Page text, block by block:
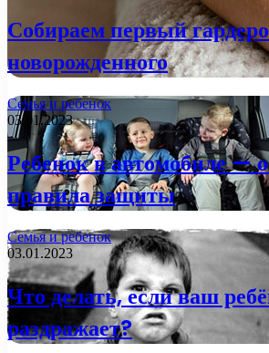
Собираем первый
новорожденного
Семья и ребенок
03.01.2023
Ребенок в автомобиле —
правила защиты
Семья и ребенок
03.01.2023
Что делать, если ваш
раздражает?